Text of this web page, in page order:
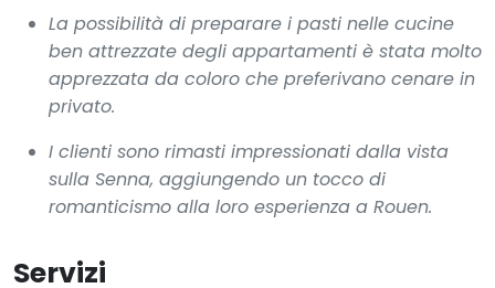
La possibilità di preparare i pasti nelle cucine
ben attrezzate degli appartamenti è stata molto
apprezzata da coloro che preferivano cenare in
privato.
I clienti sono rimasti impressionati dalla vista
sulla Senna, aggiungendo un tocco di
romanticismo alla loro esperienza a Rouen.
Servizi